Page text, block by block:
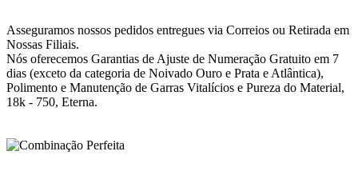
Asseguramos nossos pedidos entregues via Correios ou Retirada em
Nossas Filiais.
Nós oferecemos Garantias de Ajuste de Numeração Gratuito em 7
dias (exceto da categoria de Noivado Ouro e Prata e Atlântica),
Polimento e Manutenção de Garras Vitalícios e Pureza do Material,
18k - 750, Eterna.